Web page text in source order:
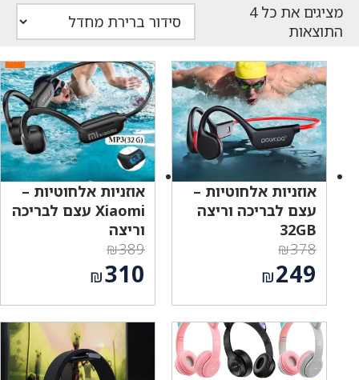
התוצאות
אוזניות אלחוטיות –
עצם לבריכה וריצה
32GB
₪378
המחיר
המקורי
היה:
₪378.
₪249
הנוכחי
הוא:
₪249.
אוזניות אלחוטיות –
Xiaomi עצם לבריכה
וריצה
₪389
המחיר
המקורי
היה:
₪389.
₪310
הנוכחי
הוא:
₪310.